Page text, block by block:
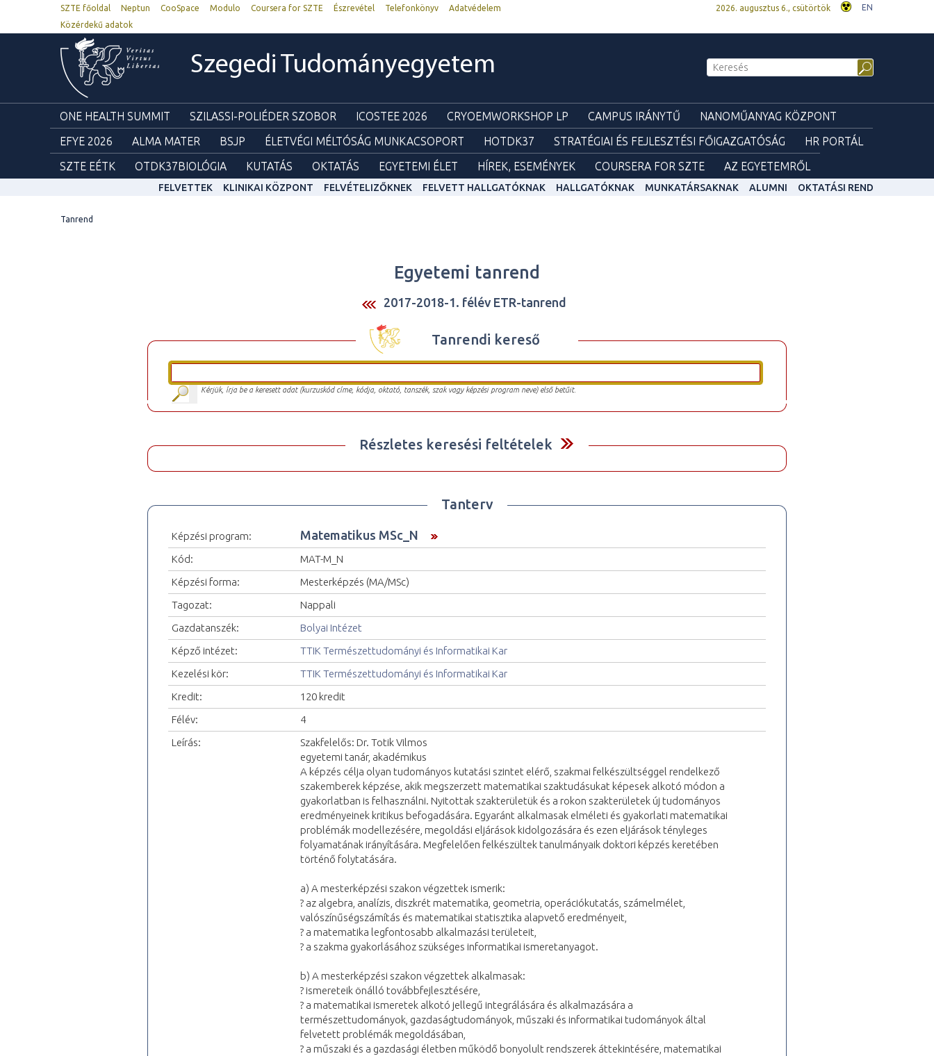
SZTE főoldal Neptun CooSpace Modulo Coursera for SZTE Észrevétel Telefonkönyv
Adatvédelem
Közérdekű adatok
2026. augusztus 6., csütörtök EN
Szegedi Tudományegyetem
ONE HEALTH SUMMIT SZILASSI-POLIÉDER SZOBOR ICOSTEE 2026 CRYOEMWORKSHOP LP CAMPUS IRÁNYTŰ
NANOMŰANYAG KÖZPONT
EFYE 2026
ALMA MATER BSJP ÉLETVÉGI MÉLTÓSÁG MUNKACSOPORT HOTDK37 STRATÉGIAI ÉS FEJLESZTÉSI FŐIGAZGATÓSÁG
HR PORTÁL
SZTE EÉTK
OTDK37BIOLÓGIA KUTATÁS OKTATÁS EGYETEMI ÉLET HÍREK, ESEMÉNYEK COURSERA FOR SZTE AZ EGYETEMRŐL
FELVETTEK KLINIKAI KÖZPONT FELVÉTELIZŐKNEK FELVETT HALLGATÓKNAK HALLGATÓKNAK MUNKATÁRSAKNAK ALUMNI OKTATÁSI REND
Tanrend
Egyetemi tanrend
2017-2018-1. félév ETR-tanrend
Tanrendi kereső
Kérjük, írja be a keresett adat (kurzuskód címe, kódja, oktató, tanszék, szak vagy képzési program neve) első betűit.
Részletes keresési feltételek
Tanterv
Képzési program: Matematikus MSc_N
Kód:
MAT-M_N
Képzési forma:
Mesterképzés (MA/MSc)
Tagozat:
Nappali
Gazdatanszék:
Bolyai Intézet
Képző intézet:
TTIK Természettudományi és Informatikai Kar
Kezelési kör:
TTIK Természettudományi és Informatikai Kar
Kredit:
120 kredit
Félév:
4
Leírás:
Szakfelelős: Dr. Totik Vilmos
egyetemi tanár, akadémikus
A képzés célja olyan tudományos kutatási szintet elérő, szakmai felkészültséggel rendelkező
szakemberek képzése, akik megszerzett matematikai szaktudásukat képesek alkotó módon a
gyakorlatban is felhasználni. Nyitottak szakterületük és a rokon szakterületek új tudományos
eredményeinek kritikus befogadására. Egyaránt alkalmasak elméleti és gyakorlati matematikai
problémák modellezésére, megoldási eljárások kidolgozására és ezen eljárások tényleges
folyamatának irányítására. Megfelelően felkészültek tanulmányaik doktori képzés keretében
történő folytatására.
a) A mesterképzési szakon végzettek ismerik:
? az algebra, analízis, diszkrét matematika, geometria, operációkutatás, számelmélet,
valószínűségszámítás és matematikai statisztika alapvető eredményeit,
? a matematika legfontosabb alkalmazási területeit,
? a szakma gyakorlásához szükséges informatikai ismeretanyagot.
b) A mesterképzési szakon végzettek alkalmasak:
? ismereteik önálló továbbfejlesztésére,
? a matematikai ismeretek alkotó jellegű integrálására és alkalmazására a
természettudományok, gazdaságtudományok, műszaki és informatikai tudományok által
felvetett problémák megoldásában,
? a műszaki és a gazdasági életben működő bonyolult rendszerek áttekintésére, matematikai